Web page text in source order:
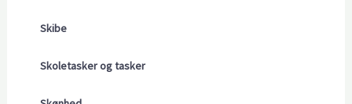
Skibe
Skoletasker og tasker